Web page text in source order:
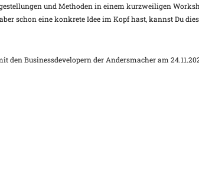
und Methoden in einem kurzweiligen
schon eine konkrete Idee im Kopf hast, kannst Du
Businessdevelopern der Andersmacher am